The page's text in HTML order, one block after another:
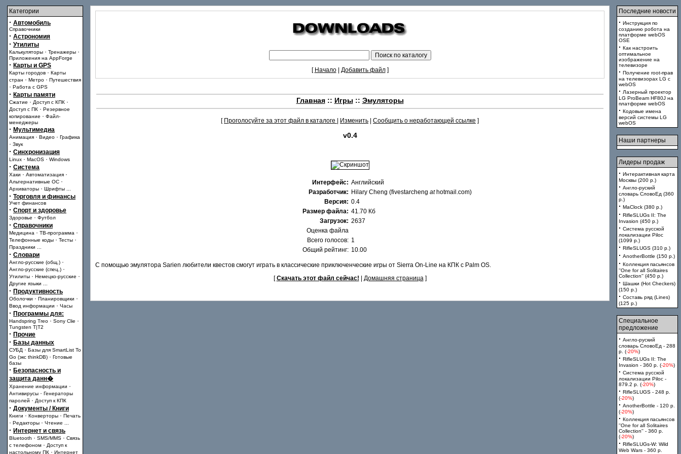
Категории
· Автомобиль
Справочники
· Астрономия
· Утилиты
Калькуляторы · Тренажеры ·
Приложения на AppForge
· Карты и GPS
Карты городов · Карты
стран · Метро · Путешествия
· Работа с GPS
· Карты памяти
Сжатие · Доступ с КПК ·
Доступ с ПК · Резервное
копирование · Файл-
менеджеры
· Мультимедиа
Анимация · Видео · Графика
· Звук
· Синхронизация
Linux · MacOS · Windows
· Система
Хаки · Автоматизация ·
Альтернативные ОС ·
Архиваторы · Шрифты
· Торговля и финансы
Учет финансов
· Спорт и здоровье
Здоровье · Футбол
· Справочники
Медицина · ТВ-программа ·
Телефонные коды · Тесты ·
Праздники
· Словари
Англо-русские (общ.) ·
Англо-русские (спец.) ·
Утилиты · Немецко-русские ·
Другие языки
· Продуктивность
Оболочки · Планировщики ·
Ввод информации · Часы
· Программы для:
Handspring Treo · Sony Clie ·
Tungsten T|T2
· Прочие
· Базы данных
СУБД · Базы для SmartList To
Go (экс thinkDB) · Готовые
базы
· Безопасность и
защита данн�
Хранение информации ·
Антивирусы · Генераторы
паролей · Доступ к КПК
· Документы / Книги
Книги · Конверторы · Печать
· Редакторы · Чтение
· Интернет и связь
Bluetooth · SMS/MMS · Связь
с телефоном · Доступ к
настольному ПК · Интернет
[ Начало| Добавить файл]
Главная:: Игры :: Эмуляторы
[ Проголосуйте за этот файл в каталоге Изменить Сообщить о неработающей ссылке ]
v0.4
Интерфейс: Английский
Разработчик: Hilary Cheng (fivestarcheng athotmail.com)
Версия: 0.4
Размер файла: 41.70 Кб
Загрузок: 2637
Оценка файла
Всего голосов: 1
Общий рейтинг: 10.00
C помощью эмулятора Sarien любители квестов смогут играть в классические приключенческие игры от Sierra On-Line на КПК с Palm OS.
[Скачать этот файл сейчас! Домашняя страница]
Последние новости
· Инструкция по
созданию робота на
платформе webOS
OSE
· Как настроить
оптимальное
изображение на
телевизоре
· Получение root-прав
на телевизорах LG с
webOS
· Лазерный проектор
LG ProBeam HF80J на
платформе webOS
· Кодовые имена
версий системы LG
webOS
Наши партнеры
Лидеры продаж
· Интерактивная карта
Москвы (200 p.)
· Англо-руский
словарь СловоЕд (360
p.)
· MaClock (380 p.)
· RifleSLUGs II: The
Invasion (450 p.)
· Система русской
локализации Piloc
(1099 p.)
· RifleSLUGS (310 p.)
· AnotherBottle (150 p.)
· Коллекция пасьянсов
''One for all Solitaires
Collection'' (450 p.)
· Шашки (Hot Checkers)
(150 p.)
· Составь ряд (Lines)
(125 p.)
Специальное
предложение
· Англо-руский
словарь СловоЕд - 288
p. (-20%)
· RifleSLUGs II: The
Invasion - 360 p. (-20%)
· Система русской
локализации Piloc -
879.2 p. (-20%)
· RifleSLUGS - 248 p.
(-20%)
· AnotherBottle - 120 p.
(-20%)
· Коллекция пасьянсов
''One for all Solitaires
Collection'' - 360 p.
(-20%)
· RifleSLUGs-W: Wild
Web Wars - 360 p.